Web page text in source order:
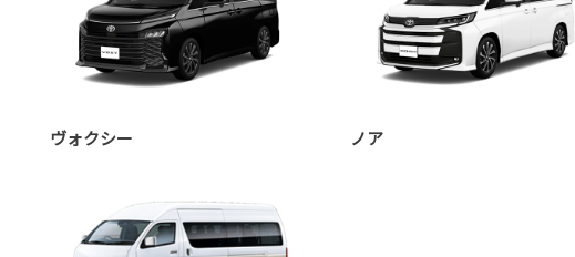
ヴォクシー ノア